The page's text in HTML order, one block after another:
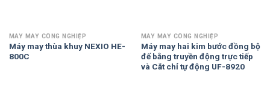
MÁY MAY CÔNG NGHIỆP
Máy may thùa khuy NEXIO HE-
800C
MÁY MAY CÔNG NGHIỆP
Máy may hai kim bước đồng bộ
đế bằng truyền động trực tiếp
và Cắt chỉ tự động UF-8920